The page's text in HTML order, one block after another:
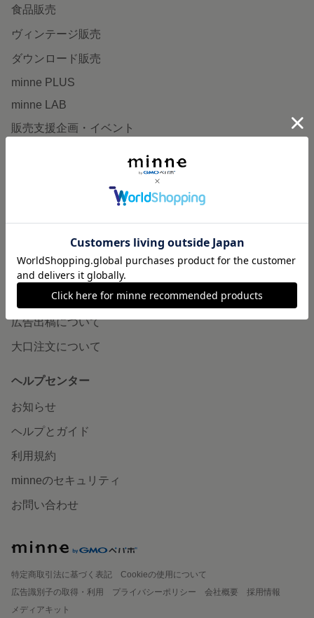
食品販売
ヴィンテージ販売
ダウンロード販売
minne PLUS
minne LAB
販売支援企画・イベント
minneとものづくりと
minneの本
企業の方へ
広告出稿について
大口注文について
ヘルプセンター
お知らせ
ヘルプとガイド
利用規約
minneのセキュリティ
お問い合わせ
特定商取引法に基づく表記
Cookieの使用について
広告識別子の取得・利用
プライバシーポリシー 会社概要
採用情報
メディアキット